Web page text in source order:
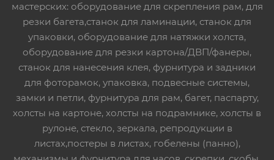
мастерских: оборудование для скрепления рам, для
резки багета,станок для ламинации, станок для
упаковки, оборудование для натяжки холста,
оборудование для резки картона/ДВП/фанеры,
станок для нанесения клея, фурнитура и задники
для фоторамок, упаковка, подвесные системы,
замки и петли, фурнитура для рам, багет, паспарту,
холсты на картоне, холсты на подрамнике, холсты в
рулоне, стекло, зеркала, репродукции в
листах,постеры в листах, гобелены (панно),